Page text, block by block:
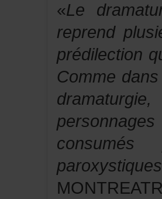
«
paroxystiques